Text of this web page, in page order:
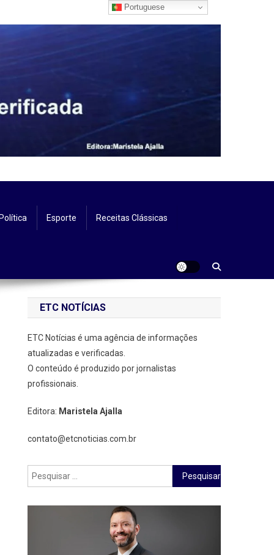
Esporte Receitas Clássicas
ETC NOTÍCIAS
ETC Notícias é uma agência de informações
atualizadas e verificadas.
O conteúdo é produzido por jornalistas
profissionais.
Editora: Maristela Ajalla
contato@etcnoticias.com.br
Pesquisar
por:
Portuguese